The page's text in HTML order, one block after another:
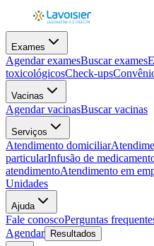
Exames
Agendar examesBuscar exames
toxicológicosCheck-ups
Vacinas
Agendar vacinasBuscar vacinas
Serviços
Atendimento domiciliar
particularInfusão de
atendimentoAtendimento em
Unidades
Ajuda
Fale conoscoPerguntas
Agendar
Resultados